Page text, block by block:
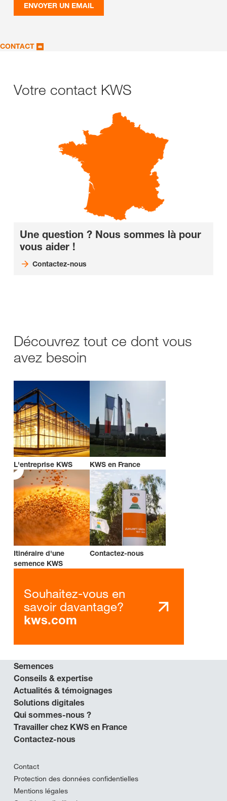
ENVOYER UN EMAIL
CONTACT
Votre contact KWS
Une question ? Nous sommes là pour
vous aider !
Contactez-nous
Découvrez tout ce dont vous
avez besoin
L'entreprise KWS KWS en France
Itinéraire d'une
semence KWS
Contactez-nous
Souhaitez-vous en
savoir davantage?
kws.com
Semences
Conseils & expertise
Actualités & témoignages
Solutions digitales
Qui sommes-nous ?
Travailler chez KWS en France
Contactez-nous
Contact
Protection des données confidentielles
Mentions légales